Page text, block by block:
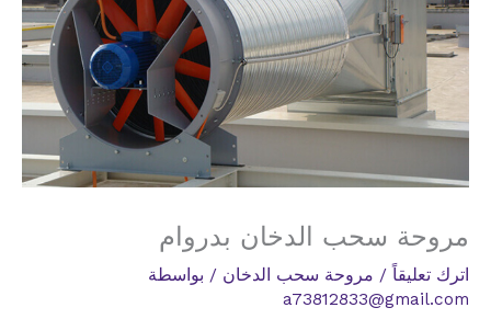
مروحة سحب الدخان بدروام
اترك تعليقاً / مروحة سحب الدخان / بواسطة
a73812833@gmail.com